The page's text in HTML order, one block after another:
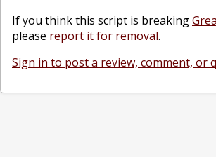
If you think this script is breaking
please report it for removal.
Sign in to post a review, comment, or